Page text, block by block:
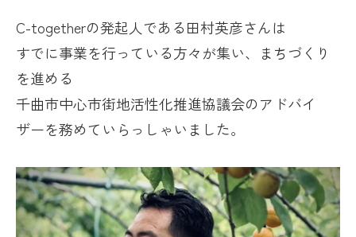
C-togetherの発起人である田村英彦さんは
すでに事業を行っている方々が集い、まちづくり
を進める
千曲市中心市街地活性化推進協議会のアドバイ
ザーを務めていらっしゃいました。